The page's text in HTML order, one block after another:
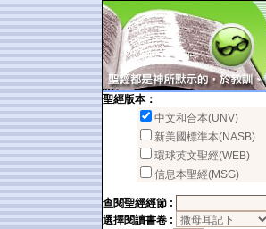
聖經版本：
中文和合本(UNV)
新美國標準本(NASB)
環球英文聖經(WEB)
信息本聖經(MSG)
查閱聖經經節 :
選擇閱讀書卷 :